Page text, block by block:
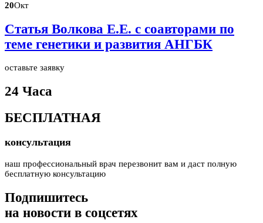
20Окт
Статья Волкова Е.Е. с соавторами по
теме генетики и развития АНГБК
оставьте заявку
24 Часа
БЕСПЛАТНАЯ
консультация
наш профессиональный врач перезвонит вам и даст полную
бесплатную консультацию
Подпишитесь
на новости в соцсетях